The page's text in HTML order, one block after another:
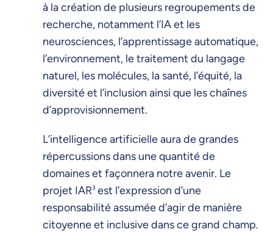
à la création de plusieurs regroupements de
recherche, notamment l’IA et les
neurosciences, l’apprentissage automatique,
l’environnement, le traitement du langage
naturel, les molécules, la santé, l’équité, la
diversité et l’inclusion ainsi que les chaînes
d’approvisionnement.
L’intelligence artificielle aura de grandes
répercussions dans une quantité de
domaines et façonnera notre avenir. Le
projet IAR3 est l’expression d’une
responsabilité assumée d’agir de manière
citoyenne et inclusive dans ce grand champ.